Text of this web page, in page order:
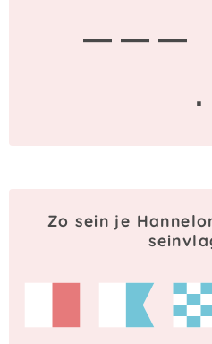
— — —
·
Zo sein je